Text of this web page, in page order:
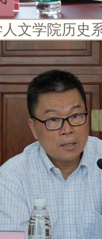
文学院历史